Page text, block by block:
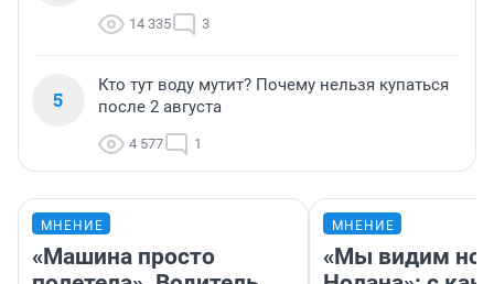
14 335 3
5
Кто тут воду мутит? Почему нельзя купаться
после 2 августа
4 577 1
МНЕНИЕ
«Машина просто
МНЕНИЕ
«Мы видим